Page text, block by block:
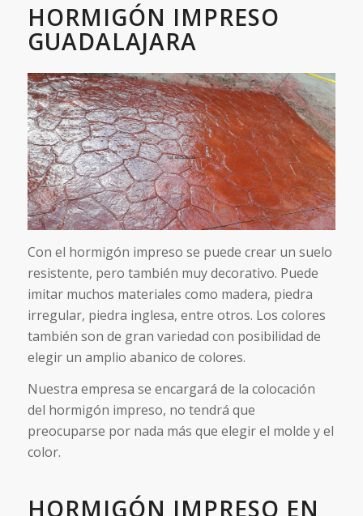
HORMIGÓN IMPRESO
GUADALAJARA
Con el hormigón impreso se puede crear un suelo
resistente, pero también muy decorativo. Puede
imitar muchos materiales como madera, piedra
irregular, piedra inglesa, entre otros. Los colores
también son de gran variedad con posibilidad de
elegir un amplio abanico de colores.
Nuestra empresa se encargará de la colocación
del hormigón impreso, no tendrá que
preocuparse por nada más que elegir el molde y el
color.
HORMIGÓN IMPRESO EN